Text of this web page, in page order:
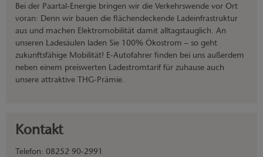
Bei der Paartal-Energie bringen wir die Verkehrswende vor Ort
voran: Denn wir bauen die flächendeckende Ladeinfrastruktur
aus und machen Elektromobilität damit alltagstauglich. An
unseren Ladesäulen laden Sie 100% Ökostrom – so geht
zukunftsfähige Mobilität! E-Autofahrer finden bei uns außerdem
neben einem preiswerten Ladestromtarif für zuhause auch
unsere attraktive THG-Prämie.
Kontakt
Telefon: 08252 90-2991